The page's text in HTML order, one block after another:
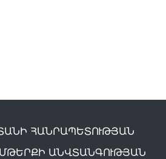
ՀԱՆՐԱՊԵՏՈՒԹՅԱՆ
ԱՆՎՏԱՆԳՈՒԹՅԱՆ